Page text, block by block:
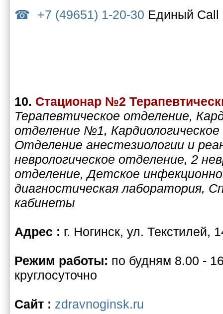
+7 (49651) 1-20-30 Единый Call
10. Стационар №2
Терапевтическое отделение,
отделение №1,
Отделение анестезиологии и
неврологическое отделение, 2
отделение, Детское
диагностическая лаборатория,
кабинеты
Адрес : г. Ногинск, ул. Текстилей,
Режим работы: по будням 8.00 -
круглосуточно
Сайт : zdravnoginsk.ru